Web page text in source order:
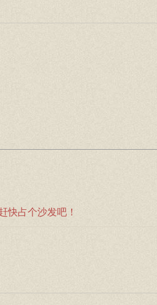
快占个沙发吧！